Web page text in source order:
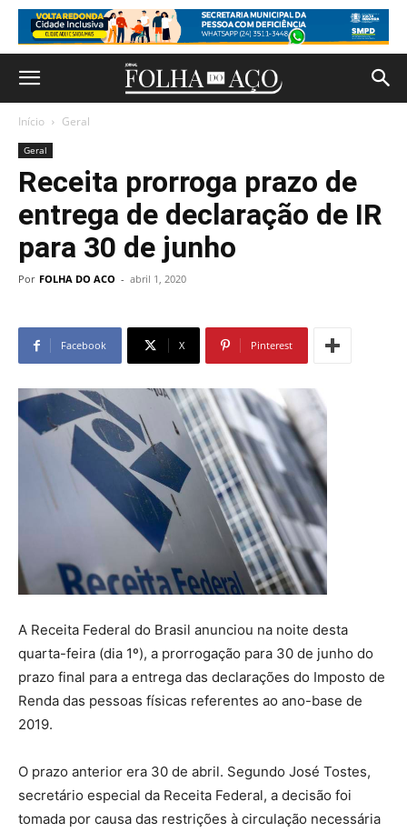
Início Geral
Geral
Receita prorroga prazo de
entrega de declaração de IR
para 30 de junho
Por FOLHA DO ACO - abril 1, 2020
Facebook X Pinterest
A Receita Federal do Brasil anunciou na noite desta
quarta-feira (dia 1º), a prorrogação para 30 de junho do
prazo final para a entrega das declarações do Imposto de
Renda das pessoas físicas referentes ao ano-base de
2019.
O prazo anterior era 30 de abril. Segundo José Tostes,
secretário especial da Receita Federal, a decisão foi
tomada por causa das restrições à circulação necessária